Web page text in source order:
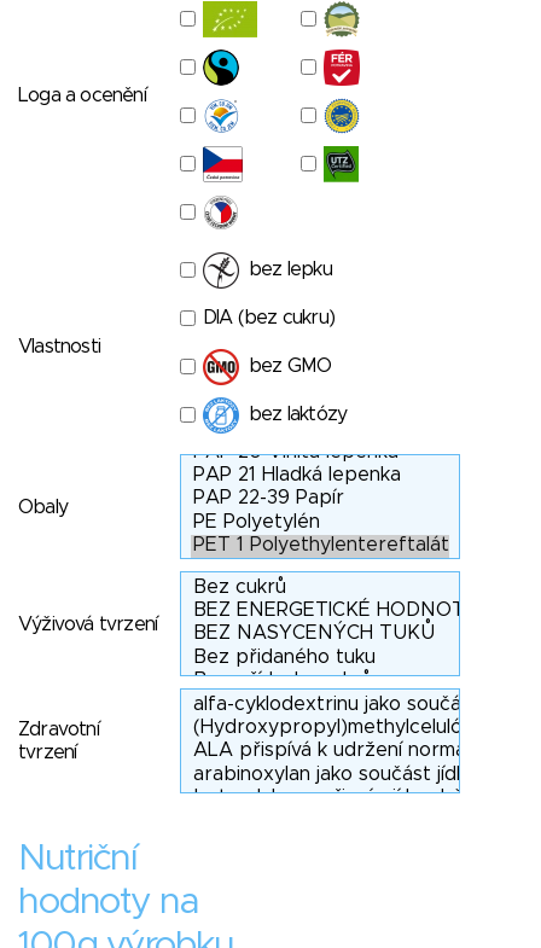
Loga a ocenění
Vlastnosti
bez lepku
DIA (bez cukru)
bez GMO
bez laktózy
Obaly
Výživová tvrzení
Zdravotní
tvrzení
Nutriční
hodnoty na